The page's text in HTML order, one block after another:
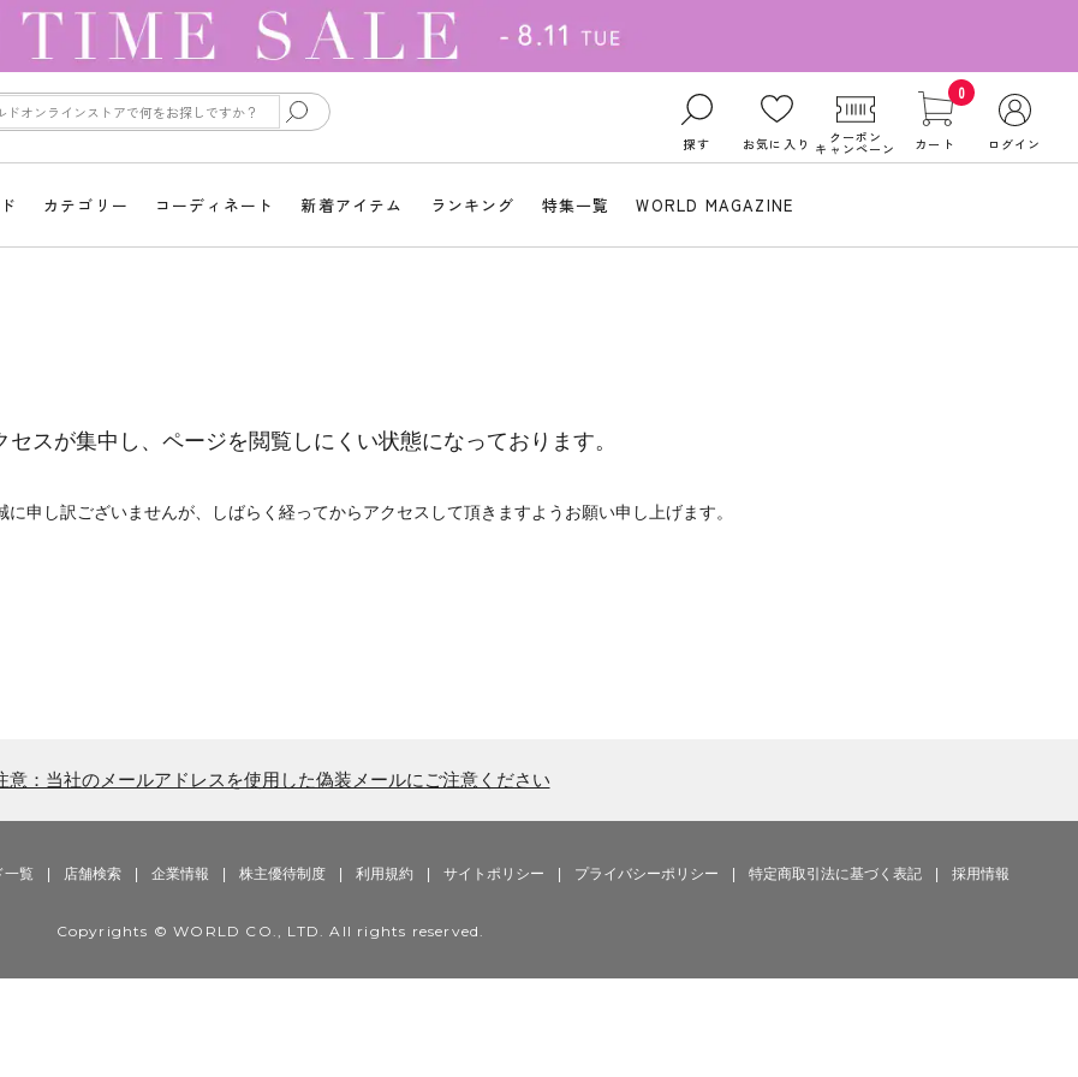
探す お気に入り クーポン
キャンペーン
0
カート ログイン
カテゴリー コーディネート 新着アイテム ランキング 特集一覧 WORLD MAGAZINE
セスが集中し、ページを閲覧しにくい状態になっております。
に申し訳ございませんが、しばらく経ってからアクセスして頂きますようお願い申し上げます。
意：当社のメールアドレスを使用した偽装メールにご注意ください
一覧 店舗検索 企業情報 株主優待制度 利用規約 サイトポリシー プライバシーポリシー 特定商取引法に基づく表記 採用情報
Copyrights © WORLD CO., LTD. All rights reserved.